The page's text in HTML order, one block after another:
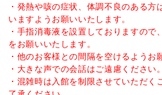
・発熱や咳の症状、体調不良のある方
いますようお願いいたします。
・手指消毒液を設置しておりますので
をお願いいたします。
・他のお客様との間隔を空けるようお
・大きな声での会話はご遠慮ください。
・混雑時は入館を制限させていただく